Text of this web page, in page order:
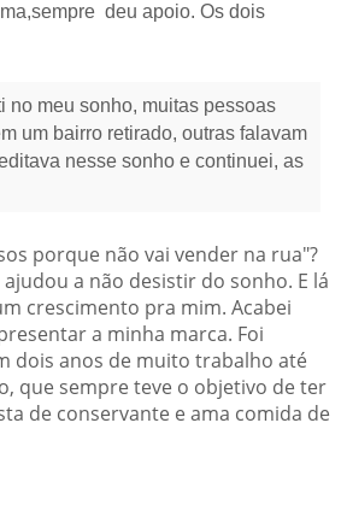
deu apoio. Os dois
no meu sonho, muitas pessoas
um bairro retirado, outras falavam
nesse sonho e continuei, as
porque não vai vender na rua"?
a não desistir do sonho. E lá
crescimento pra mim. Acabei
a minha marca. Foi
dois anos de muito trabalho até
que sempre teve o objetivo de ter
de conservante e ama comida de